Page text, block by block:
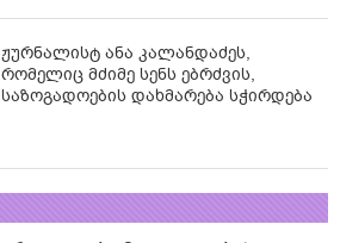
ჟურნალისტ ანა კალანდაძეს,
რომელიც მძიმე სენს ებრძვის,
საზოგადოების დახმარება სჭირდება